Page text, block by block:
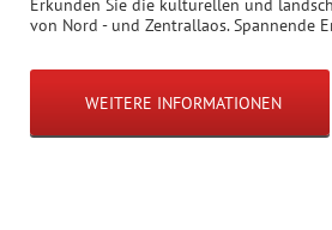
Erkunden Sie die kulturellen und
von Nord - und Zentrallaos. Spannende
WEITERE INFORMATIONEN